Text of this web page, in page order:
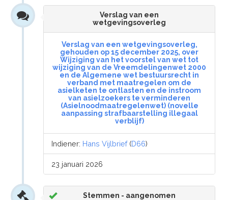
Verslag van een
wetgevingsoverleg
Verslag van een wetgevingsoverleg,
gehouden op 15 december 2025, over
Wijziging van het voorstel van wet tot
wijziging van de Vreemdelingenwet 2000
en de Algemene wet bestuursrecht in
verband met maatregelen om de
asielketen te ontlasten en de instroom
van asielzoekers te verminderen
(Asielnoodmaatregelenwet) (novelle
aanpassing strafbaarstelling illegaal
verblijf)
Indiener: Hans Vijlbrief(D66)
23 januari 2026
Stemmen - aangenomen